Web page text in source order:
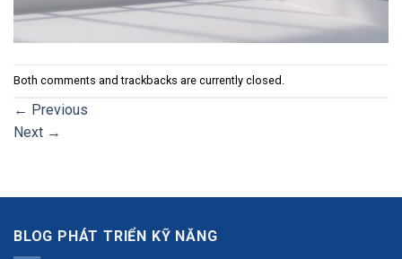
Both comments and trackbacks are currently closed.
← Previous
Next →
BLOG PHÁT TRIỂN KỸ NĂNG